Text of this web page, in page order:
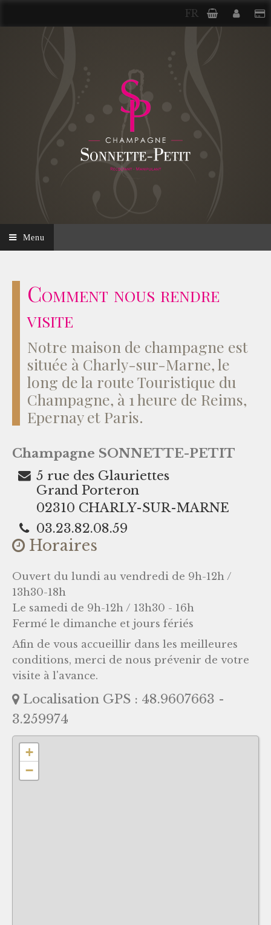
FR
Menu
Comment nous rendre
visite
Notre maison de champagne est
située à Charly-sur-Marne, le
long de la route Touristique du
Champagne, à 1 heure de Reims,
Epernay et Paris.
Champagne SONNETTE-PETIT
5 rue des Glauriettes
Grand Porteron
02310 CHARLY-SUR-MARNE
03.23.82.08.59
Horaires
Ouvert du lundi au vendredi de 9h-12h /
13h30-18h
Le samedi de 9h-12h / 13h30 - 16h
Fermé le dimanche et jours fériés
Afin de vous accueillir dans les meilleures
conditions, merci de nous prévenir de votre
visite à l'avance.
Localisation GPS : 48.9607663 -
3.259974
+
−